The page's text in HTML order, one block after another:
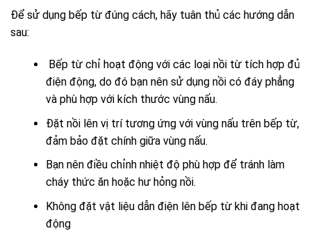
Để sử dụng bếp từ đúng cách, hãy tuân thủ các hướng dẫn
sau:
Bếp từ chỉ hoạt động với các loại nồi từ tích hợp đủ
điện động, do đó bạn nên sử dụng nồi có đáy phẳng
và phù hợp với kích thước vùng nấu.
Đặt nồi lên vị trí tương ứng với vùng nấu trên bếp từ,
đảm bảo đặt chính giữa vùng nấu.
Bạn nên điều chỉnh nhiệt độ phù hợp để tránh làm
cháy thức ăn hoặc hư hỏng nồi.
Không đặt vật liệu dẫn điện lên bếp từ khi đang hoạt
động